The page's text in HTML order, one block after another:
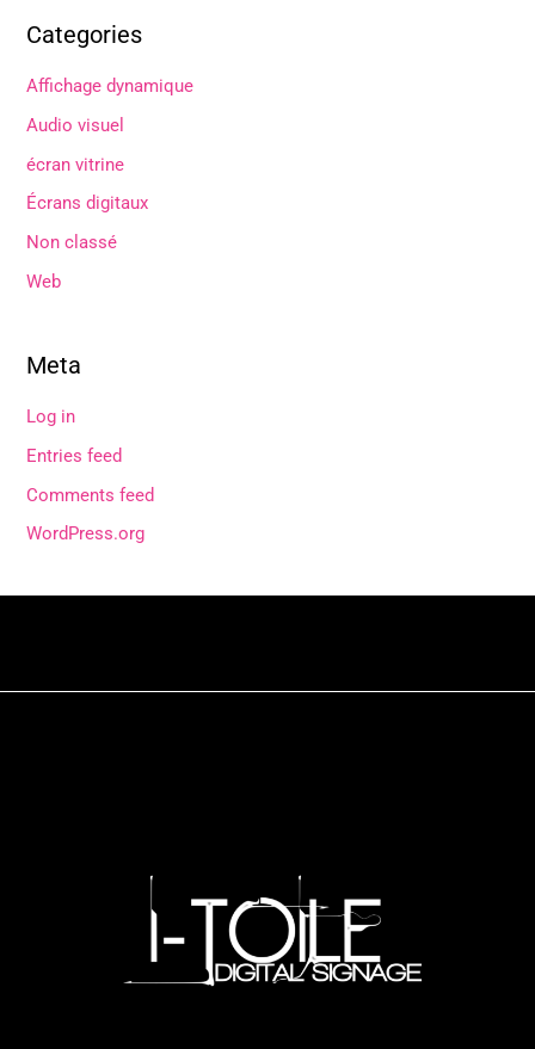
Categories
Affichage dynamique
Audio visuel
écran vitrine
Écrans digitaux
Non classé
Web
Meta
Log in
Entries feed
Comments feed
WordPress.org